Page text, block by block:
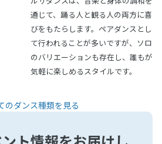
通じて、踊る人と観る人の両方に喜
びをもたらします。ペアダンスとし
て行われることが多いですが、ソロ
のバリエーションも存在し、誰もが
気軽に楽しめるスタイルです。
のダンス種類を見る